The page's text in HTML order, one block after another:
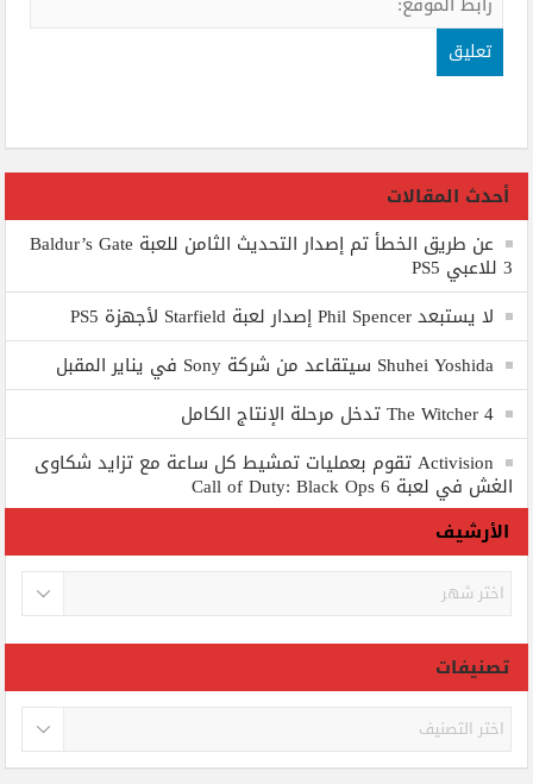
أحدث المقالات
عن طريق الخطأ تم إصدار التحديث الثامن للعبة Baldur’s Gate
3 للاعبي PS5
لا يستبعد Phil Spencer إصدار لعبة Starfield لأجهزة PS5
Shuhei Yoshida سيتقاعد من شركة Sony في يناير المقبل
The Witcher 4 تدخل مرحلة الإنتاج الكامل
Activision تقوم بعمليات تمشيط كل ساعة مع تزايد شكاوى
الغش في لعبة Call of Duty: Black Ops 6
الأرشيف
الأرشيف
تصنيفات
تصنيفات